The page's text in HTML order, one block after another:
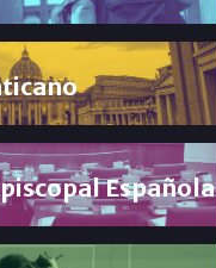
Española